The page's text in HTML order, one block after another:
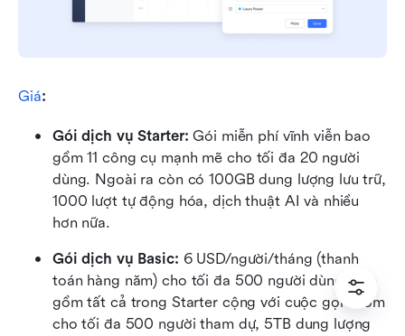
Giá:
Gói dịch vụ Starter: Gói miễn phí vĩnh viễn bao
gồm 11 công cụ mạnh mẽ cho tối đa 20 người
dùng. Ngoài ra còn có 100GB dung lượng lưu trữ,
1000 lượt tự động hóa, dịch thuật AI và nhiều
hơn nữa.
Gói dịch vụ Basic: 6 USD/người/tháng (thanh
toán hàng năm) cho tối đa 500 người dùng. Bao
gồm tất cả trong Starter cộng với cuộc gọi nhóm
cho tối đa 500 người tham dự, 5TB dung lượng